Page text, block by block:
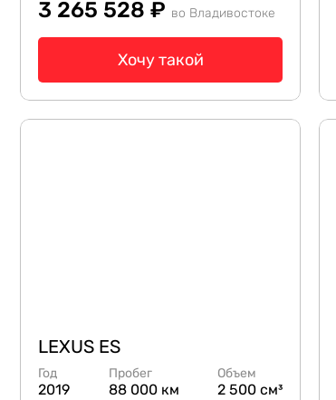
3 265 528 ₽ во Владивостоке
Хочу такой
LEXUS ES
Год
2019
Пробег
88 000 км
Объем
2 500 см³